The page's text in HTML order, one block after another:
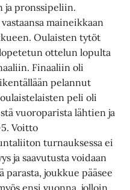
pronssipeliin.
maineikkaan
Oulaisten tytöt
ottelun lopulta
Finaaliin oli
pelannut
peli oli
vuoroparista lähtien ja
Voitto
turnauksessa ei
ja saavutusta voidaan
parasta, joukkue pääsee
ensi vuonna, jolloin